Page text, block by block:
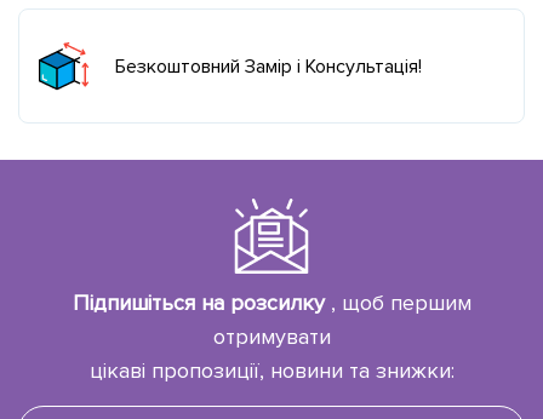
Безкоштовний Замір і Консультація!
Підпишіться на розсилку , щоб першим
отримувати
цікаві пропозиції, новини та знижки: